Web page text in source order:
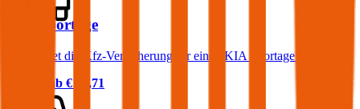
KIA Sportage
Was kostet die Kfz-Versicherung für einen KIA Sportage?
Prämie ab € 64,71